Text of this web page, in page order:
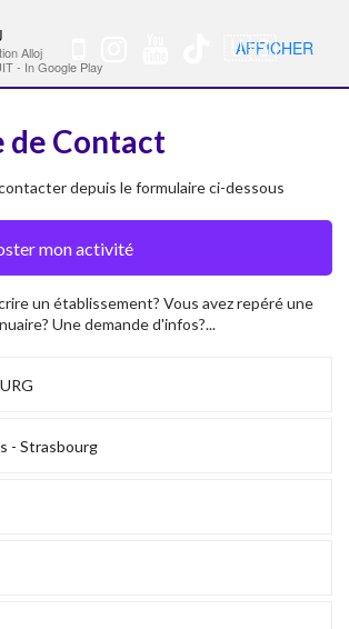
🇺🇸 Nav
de Contact
depuis le formulaire ci-dessous
un établissement? Vous avez repéré une
Une demande d'infos?...
Alloj
- In Google Play
AFFICHER